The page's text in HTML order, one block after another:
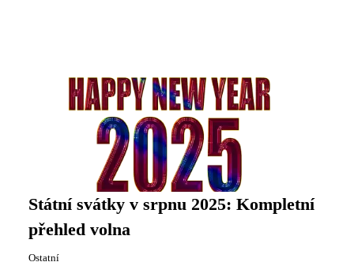
Státní svátky v srpnu 2025: Kompletní
přehled volna
Ostatní